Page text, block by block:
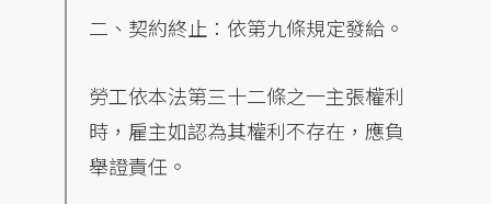
二、契約終止：依第九條規定發給。
勞工依本法第三十二條之一主張權利
時，雇主如認為其權利不存在，應負
舉證責任。